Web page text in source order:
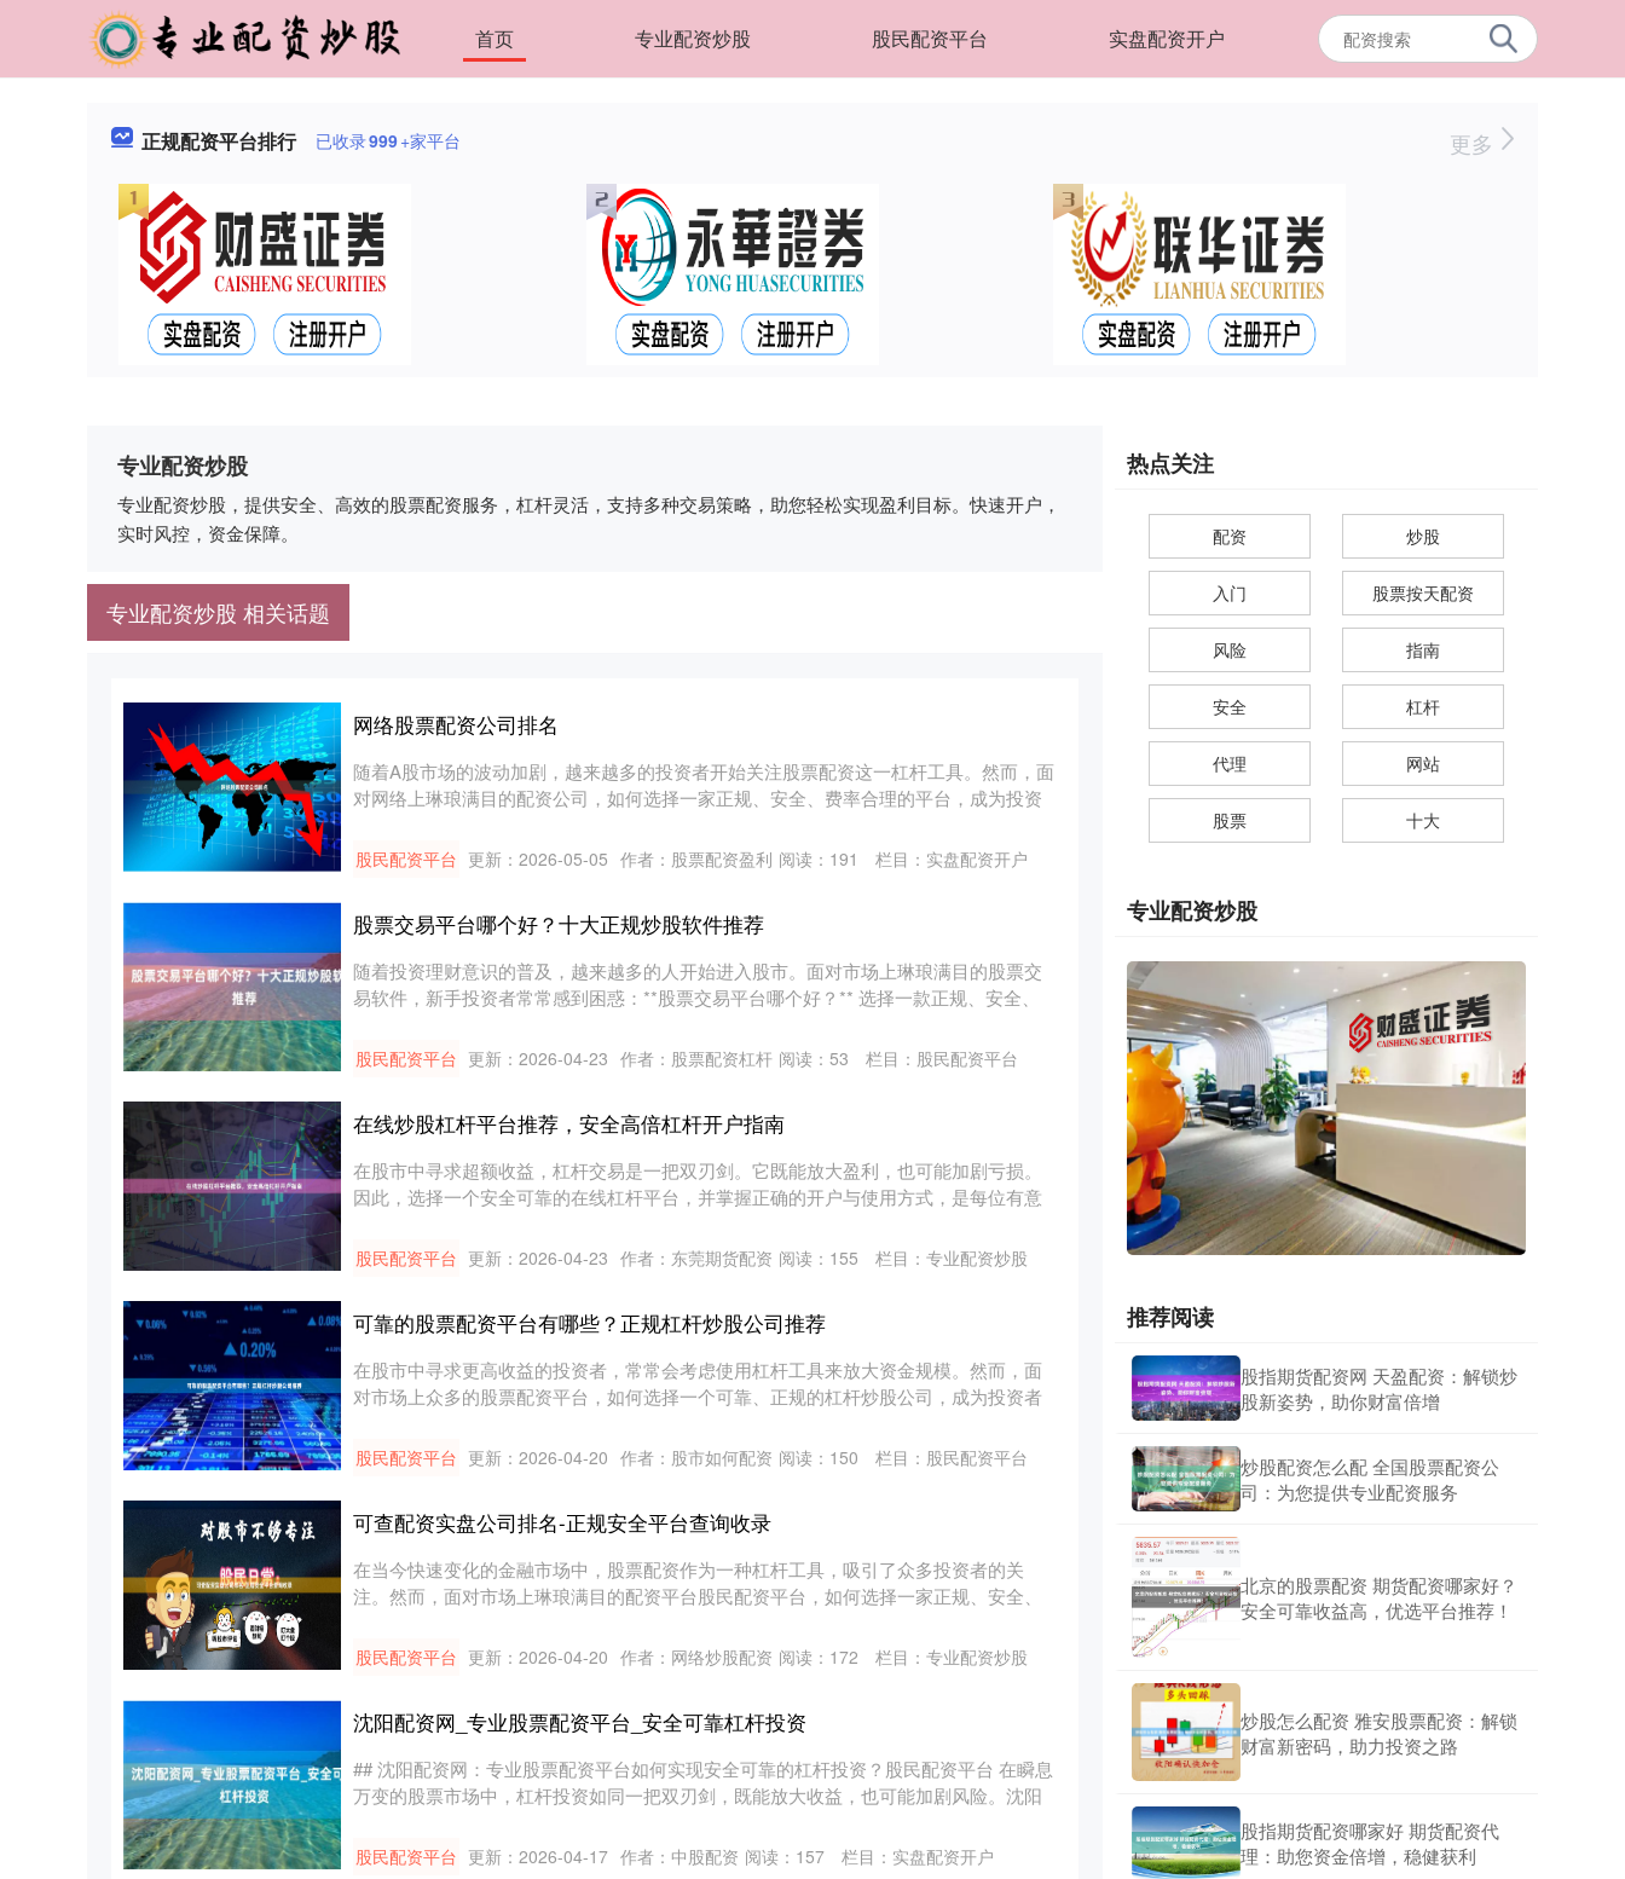
首页 专业配资炒股 股民配资平台 实盘配资开户
正规配资平台排行 已收录999+家平台 更多
专业配资炒股
专业配资炒股，提供安全、高效的股票配资服务，杠杆灵活，支持多种交易策略，助您轻松实现盈利目标。快速开户，
实时风控，资金保障。
专业配资炒股 相关话题
网络股票配资公司排名
随着A股市场的波动加剧，越来越多的投资者开始关注股票配资这一杠杆工具。然而，面
对网络上琳琅满目的配资公司，如何选择一家正规、安全、费率合理的平台，成为投资
股民配资平台 更新：2026-05-05 作者：股票配资盈利 阅读： 191 栏目： 实盘配资开户
股票交易平台哪个好？十大正规炒股软件推荐
随着投资理财意识的普及，越来越多的人开始进入股市。面对市场上琳琅满目的股票交
易软件，新手投资者常常感到困惑：**股票交易平台哪个好？** 选择一款正规、安全、
股民配资平台 更新：2026-04-23 作者：股票配资杠杆 阅读： 53 栏目： 股民配资平台
在线炒股杠杆平台推荐，安全高倍杠杆开户指南
在股市中寻求超额收益，杠杆交易是一把双刃剑。它既能放大盈利，也可能加剧亏损。
因此，选择一个安全可靠的在线杠杆平台，并掌握正确的开户与使用方式，是每位有意
股民配资平台 更新：2026-04-23 作者：东莞期货配资 阅读： 155 栏目： 专业配资炒股
可靠的股票配资平台有哪些？正规杠杆炒股公司推荐
在股市中寻求更高收益的投资者，常常会考虑使用杠杆工具来放大资金规模。然而，面
对市场上众多的股票配资平台，如何选择一个可靠、正规的杠杆炒股公司，成为投资者
股民配资平台 更新：2026-04-20 作者：股市如何配资 阅读： 150 栏目： 股民配资平台
可查配资实盘公司排名-正规安全平台查询收录
在当今快速变化的金融市场中，股票配资作为一种杠杆工具，吸引了众多投资者的关
注。然而，面对市场上琳琅满目的配资平台股民配资平台，如何选择一家正规、安全、
股民配资平台 更新：2026-04-20 作者：网络炒股配资 阅读： 172 栏目： 专业配资炒股
沈阳配资网_专业股票配资平台_安全可靠杠杆投资
## 沈阳配资网：专业股票配资平台如何实现安全可靠的杠杆投资？股民配资平台 在瞬息
万变的股票市场中，杠杆投资如同一把双刃剑，既能放大收益，也可能加剧风险。沈阳
股民配资平台 更新：2026-04-17 作者：中股配资 阅读： 157 栏目： 实盘配资开户
热点关注
配资 炒股
入门 股票按天配资
风险 指南
安全 杠杆
代理 网站
股票 十大
专业配资炒股
推荐阅读
股指期货配资网 天盈配资：解锁炒
股新姿势，助你财富倍增
炒股配资怎么配 全国股票配资公
司：为您提供专业配资服务
北京的股票配资 期货配资哪家好？
安全可靠收益高，优选平台推荐！
炒股怎么配资 雅安股票配资：解锁
财富新密码，助力投资之路
股指期货配资哪家好 期货配资代
理：助您资金倍增，稳健获利